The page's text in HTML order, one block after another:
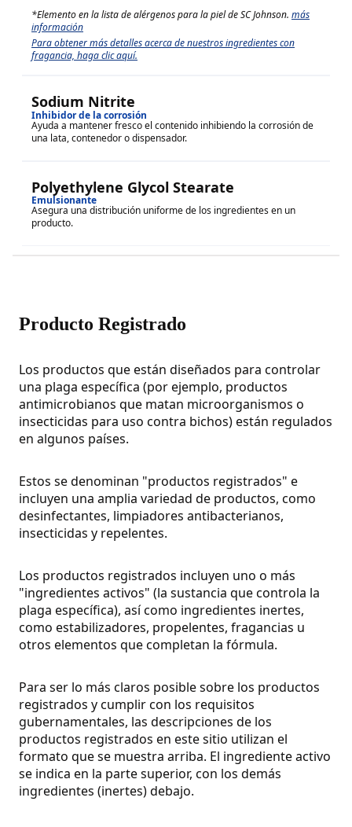
*Elemento en la lista de alérgenos para la piel de SC Johnson. más
información
Para obtener más detalles acerca de nuestros ingredientes con
fragancia, haga clic aquí.
Sodium Nitrite
Inhibidor de la corrosión
Ayuda a mantener fresco el contenido inhibiendo la corrosión de
una lata, contenedor o dispensador.
Polyethylene Glycol Stearate
Emulsionante
Asegura una distribución uniforme de los ingredientes en un
producto.
Producto Registrado
Los productos que están diseñados para controlar
una plaga específica (por ejemplo, productos
antimicrobianos que matan microorganismos o
insecticidas para uso contra bichos) están regulados
en algunos países.
Estos se denominan "productos registrados" e
incluyen una amplia variedad de productos, como
desinfectantes, limpiadores antibacterianos,
insecticidas y repelentes.
Los productos registrados incluyen uno o más
"ingredientes activos" (la sustancia que controla la
plaga específica), así como ingredientes inertes,
como estabilizadores, propelentes, fragancias u
otros elementos que completan la fórmula.
Para ser lo más claros posible sobre los productos
registrados y cumplir con los requisitos
gubernamentales, las descripciones de los
productos registrados en este sitio utilizan el
formato que se muestra arriba. El ingrediente activo
se indica en la parte superior, con los demás
ingredientes (inertes) debajo.